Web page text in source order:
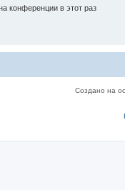
конференции в этот раз
Создано на